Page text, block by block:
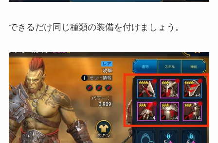
できるだけ同じ種類の装備を付けましょう。